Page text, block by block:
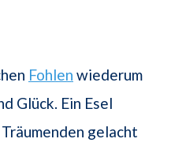
Fohlen wiederum
Glück. Ein Esel
gelacht